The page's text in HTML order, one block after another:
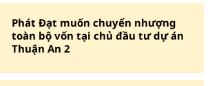
Phát Đạt muốn chuyển nhượng
toàn bộ vốn tại chủ đầu tư dự án
Thuận An 2